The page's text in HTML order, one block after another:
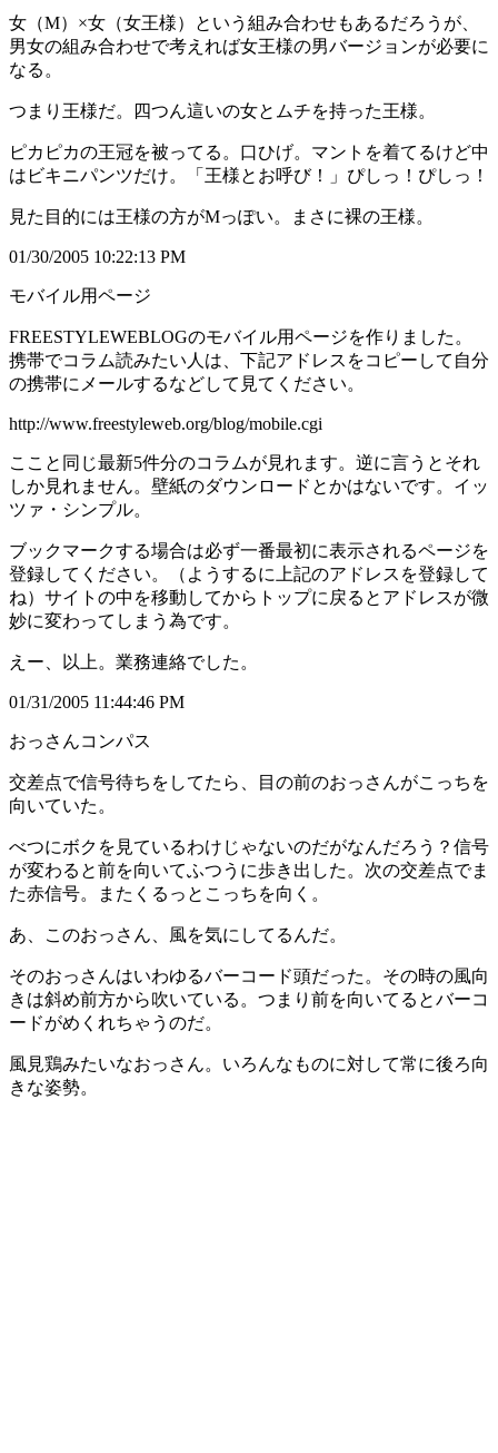
女（M）×女（女王様）という組み合わせもあるだろうが、
男女の組み合わせで考えれば女王様の男バージョンが必要に
なる。
つまり王様だ。四つん這いの女とムチを持った王様。
ピカピカの王冠を被ってる。口ひげ。マントを着てるけど中
はビキニパンツだけ。「王様とお呼び！」ぴしっ！ぴしっ！
見た目的には王様の方がMっぽい。まさに裸の王様。
01/30/2005 10:22:13 PM
モバイル用ページ
FREESTYLEWEBLOGのモバイル用ページを作りました。
携帯でコラム読みたい人は、下記アドレスをコピーして自分
の携帯にメールするなどして見てください。
http://www.freestyleweb.org/blog/mobile.cgi
ここと同じ最新5件分のコラムが見れます。逆に言うとそれ
しか見れません。壁紙のダウンロードとかはないです。イッ
ツァ・シンプル。
ブックマークする場合は必ず一番最初に表示されるページを
登録してください。（ようするに上記のアドレスを登録して
ね）サイトの中を移動してからトップに戻るとアドレスが微
妙に変わってしまう為です。
えー、以上。業務連絡でした。
01/31/2005 11:44:46 PM
おっさんコンパス
交差点で信号待ちをしてたら、目の前のおっさんがこっちを
向いていた。
べつにボクを見ているわけじゃないのだがなんだろう？信号
が変わると前を向いてふつうに歩き出した。次の交差点でま
た赤信号。またくるっとこっちを向く。
あ、このおっさん、風を気にしてるんだ。
そのおっさんはいわゆるバーコード頭だった。その時の風向
きは斜め前方から吹いている。つまり前を向いてるとバーコ
ードがめくれちゃうのだ。
風見鶏みたいなおっさん。いろんなものに対して常に後ろ向
きな姿勢。